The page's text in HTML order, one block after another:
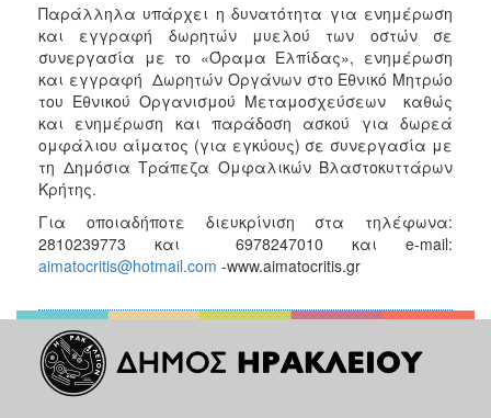
Παράλληλα υπάρχει η δυνατότητα για ενημέρωση
και εγγραφή δωρητών μυελού των οστών σε
συνεργασία με το «Όραμα Ελπίδας», ενημέρωση
και εγγραφή Δωρητών Οργάνων στο Εθνικό Μητρώο
του Εθνικού Οργανισμού Μεταμοσχεύσεων καθώς
και ενημέρωση και παράδοση ασκού για δωρεά
ομφάλιου αίματος (για εγκύους) σε συνεργασία με
τη Δημόσια Τράπεζα Ομφαλικών Βλαστοκυττάρων
Κρήτης.
Για οποιαδήποτε διευκρίνιση στα τηλέφωνα:
2810239773 και 6978247010 και e-mail:
aimatocritis@hotmail.com -www.aimatocritis.gr